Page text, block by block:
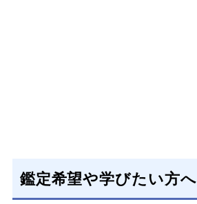
鑑定希望や学びたい方へ